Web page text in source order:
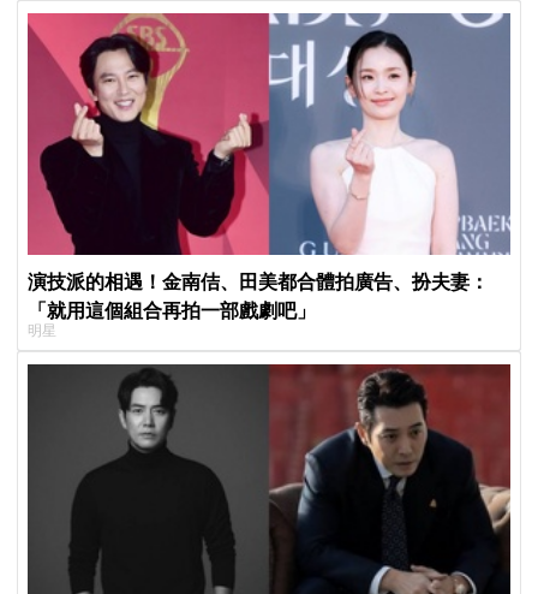
演技派的相遇！金南佶、田美都合體拍廣告、扮夫妻：
「就用這個組合再拍一部戲劇吧」
明星